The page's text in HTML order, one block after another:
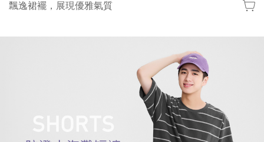
飄逸裙襬，展現優雅氣質